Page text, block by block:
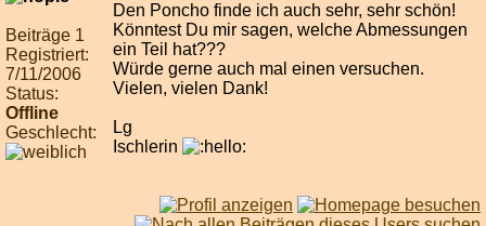
Beiträge 1
Registriert:
7/11/2006
Status:
Offline
Geschlecht:
Den Poncho finde ich auch sehr, sehr schön!
Könntest Du mir sagen, welche Abmessungen
ein Teil hat???
Würde gerne auch mal einen versuchen.
Vielen, vielen Dank!
Lg
Ischlerin